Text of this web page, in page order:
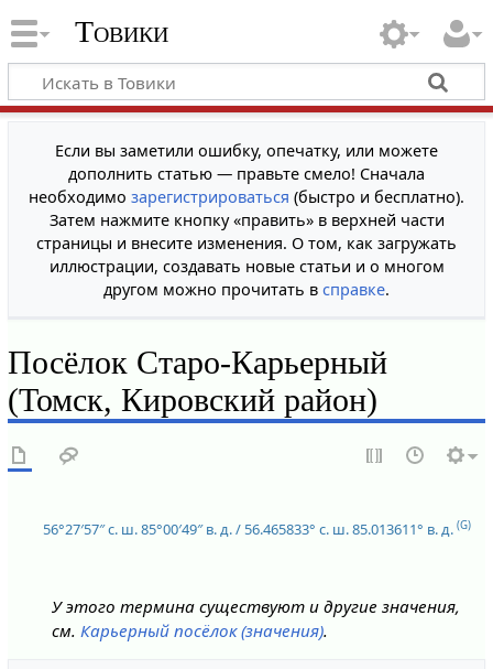
Товики
Если вы заметили ошибку, опечатку, или можете
дополнить статью — правьте смело! Сначала
необходимо зарегистрироваться (быстро и бесплатно).
Затем нажмите кнопку «править» в верхней части
страницы и внесите изменения. О том, как загружать
иллюстрации, создавать новые статьи и о многом
другом можно прочитать в справке.
Посёлок Старо-Карьерный
(Томск, Кировский район)
56°27′57″ с. ш.85°00′49″ в. д./ 56.465833° с. ш.85.013611° в. д. (G)
У этого термина существуют и другие значения,
см. Карьерный посёлок (значения).